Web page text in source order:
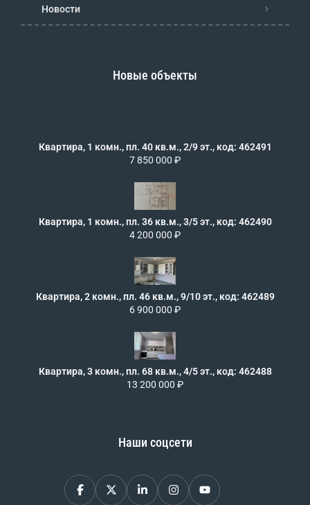
Новости
Новые объекты
Квартира, 1 комн., пл. 40 кв.м., 2/9 эт., код: 462491
7 850 000 ₽
Квартира, 1 комн., пл. 36 кв.м., 3/5 эт., код: 462490
4 200 000 ₽
Квартира, 2 комн., пл. 46 кв.м., 9/10 эт., код: 462489
6 900 000 ₽
Квартира, 3 комн., пл. 68 кв.м., 4/5 эт., код: 462488
13 200 000 ₽
Наши соцсети